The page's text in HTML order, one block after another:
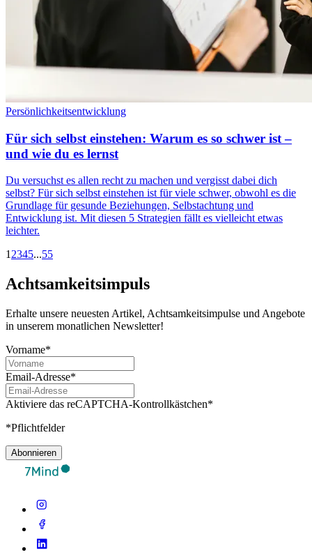
Persönlichkeitsentwicklung
Für sich selbst einstehen: Warum es so schwer ist –
und wie du es lernst
Du versuchst es allen recht zu machen und vergisst dabei dich
selbst? Für sich selbst einstehen ist für viele schwer, obwohl es die
Grundlage für gesunde Beziehungen, Selbstachtung und
Entwicklung ist. Mit diesen 5 Strategien fällt es vielleicht etwas
leichter.
1 2345...55
Achtsamkeitsimpuls
Erhalte unsere neuesten Artikel, Achtsamkeitsimpulse und Angebote
in unserem monatlichen Newsletter!
Vorname*
Email-Adresse*
Aktiviere das reCAPTCHA-Kontrollkästchen*
*Pflichtfelder
Abonnieren